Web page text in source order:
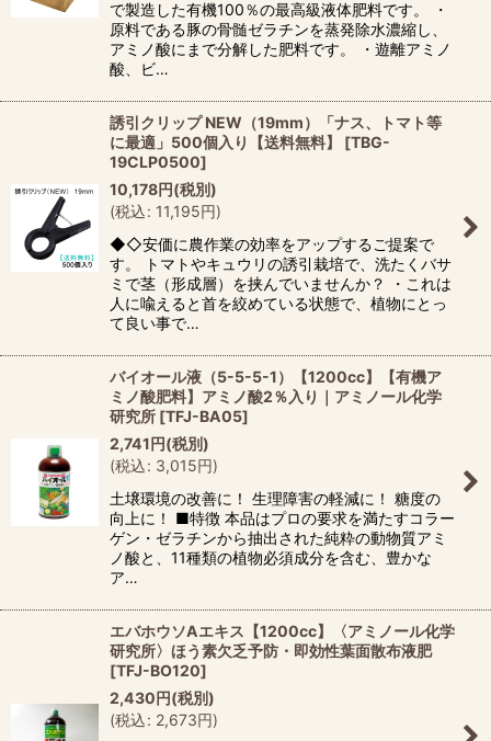
で製造した有機100％の最高級液体肥料です。 ・
原料である豚の骨髄ゼラチンを蒸発除水濃縮し、
アミノ酸にまで分解した肥料です。 ・遊離アミノ
酸、ビ…
誘引クリップ NEW（19mm）「ナス、トマト等
に最適」500個入り【送料無料】
[TBG-
19CLP0500]
10,178円(税別)
(税込: 11,195円)
◆◇安価に農作業の効率をアップするご提案で
す。 トマトやキュウリの誘引栽培で、洗たくバサ
ミで茎（形成層）を挟んでいませんか？ ・これは
人に喩えると首を絞めている状態で、植物にとっ
て良い事で…
バイオール液（5-5-5-1）【1200cc】【有機ア
ミノ酸肥料】アミノ酸2％入り｜アミノール化学
研究所 [TFJ-BA05]
2,741円(税別)
(税込: 3,015円)
土壌環境の改善に！ 生理障害の軽減に！ 糖度の
向上に！ ■特徴 本品はプロの要求を満たすコラー
ゲン・ゼラチンから抽出された純粋の動物質アミ
ノ酸と、11種類の植物必須成分を含む、豊かな
ア…
エバホウソAエキス【1200cc】〈アミノール化学
研究所〉ほう素欠乏予防・即効性葉面散布液肥
[TFJ-BO120]
2,430円(税別)
(税込: 2,673円)